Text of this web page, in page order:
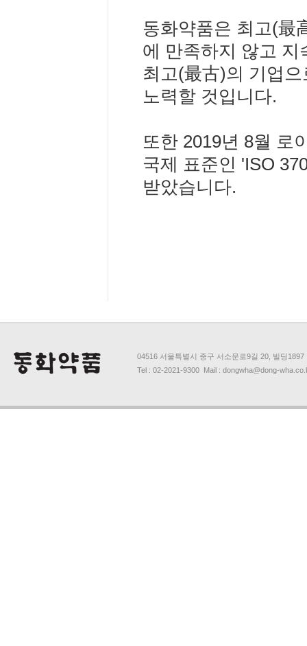
동화약품은 최고(最
에 만족하지 않고
최고(最古)의 기업
노력할 것입니다.
또한 2019년 8월 로
국제 표준인 'ISO
받았습니다.
04516 서울특별시 중구 서소문로9길 20, 빌딩1897
Tel : 02-2021-9300 Mail : dongwha@dong-